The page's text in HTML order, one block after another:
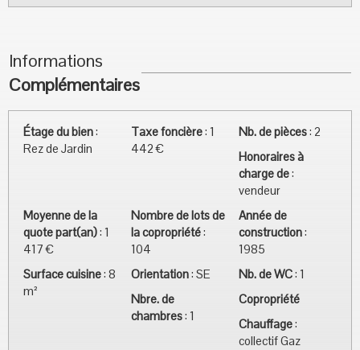
Informations
Complémentaires
Étage du bien:
Rez de Jardin
Taxe foncière: 1
442 €
Nb. de pièces:2
Honoraires à
charge de:
vendeur
Moyenne de la
quote part(an): 1
417 €
Nombre de lots de
la copropriété:
104
Année de
construction:
1985
Surface cuisine:8
m²
Orientation:SE Nb. de WC: 1
Nbre. de
chambres: 1
Copropriété
Chauffage:
collectif Gaz